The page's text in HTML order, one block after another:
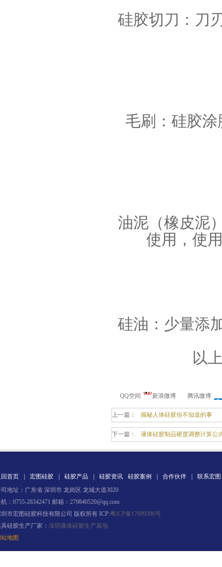
硅胶切刀：刀
毛刷：硅胶
油泥（橡皮泥
使用，使
硅油：少量添
以
QQ空间 新浪微博 腾讯微博
上一篇： 揭秘人体硅胶你不知道的事
下一篇： 液体硅胶制品硬度调整计算公
首页 宏图硅胶 硅胶产品 硅胶资讯 硅胶案例 合作伙伴
联系宏图
地址：广东省 深圳市 龙岗区 龙城大道3020
：0755-28342471 邮箱：279840520@qq.com
市宏图硅胶科技有限公司 版权所有 ICP:粤ICP备17099390号
硅胶生产厂家： 深圳液体硅胶生产基地
地图